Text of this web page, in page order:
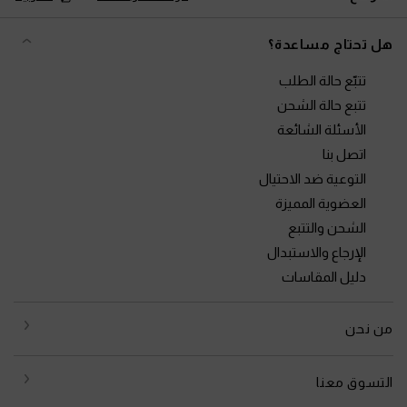
هل تحتاج مساعدة؟
تتبّع حالة الطلب
تتبع حالة الشحن
الأسئلة الشائعة
اتصل بنا
التوعية ضد الاحتيال
العضوية المميزة
الشحن والتتبع
الإرجاع والاستبدال
دليل المقاسات
من نحن
التسوق معنا